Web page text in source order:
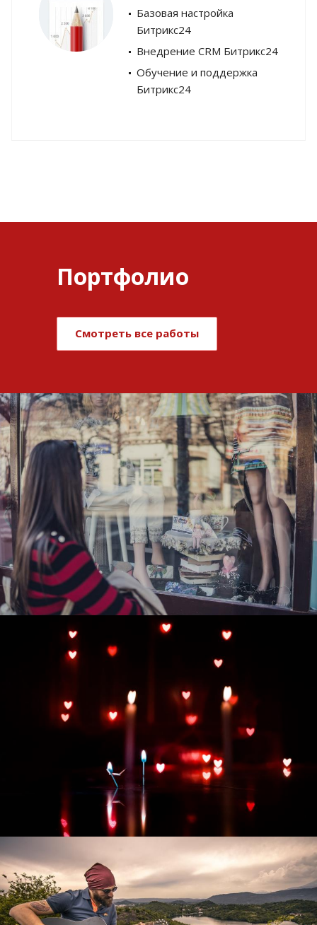
Базовая настройка
Битрикс24
Внедрение CRM Битрикс24
Обучение и поддержка
Битрикс24
Портфолио
Смотреть все работы
Развитие и поддержка интернет-
витрины StepClub
Смотреть проект
Развитие интернет-магазина "Всё для
праздника"
Смотреть проект